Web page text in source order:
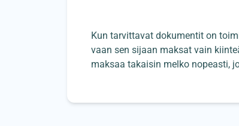
Kun tarvittavat dokumentit on
vaan sen sijaan maksat vain
maksaa takaisin melko nopeasti,